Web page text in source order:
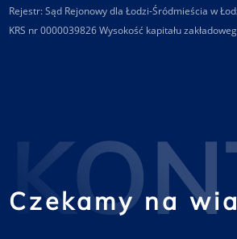
Rejestr: Sąd Rejonowy dla Łodzi-Śródmieścia w
KRS nr 0000039826 Wysokość kapitału
Czekamy na